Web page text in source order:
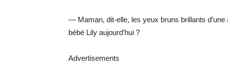
— Maman, dit-elle, les yeux bruns brillants d’une
bébé Lily aujourd’hui ?
Advertisements